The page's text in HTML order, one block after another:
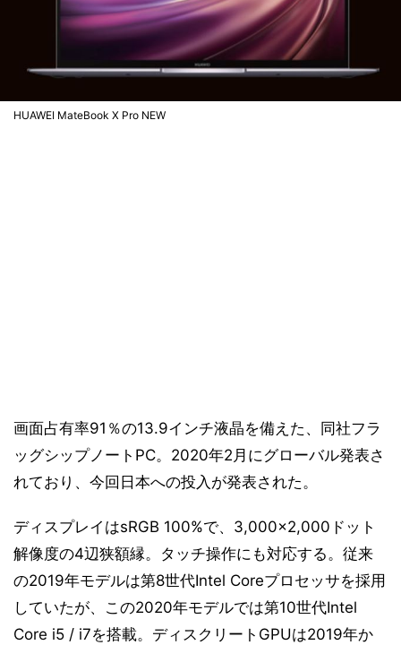
HUAWEI MateBook X Pro NEW
画面占有率91％の13.9インチ液晶を備えた、同社フラ
ッグシップノートPC。2020年2月にグローバル発表さ
れており、今回日本への投入が発表された。
ディスプレイはsRGB 100%で、3,000×2,000ドット
解像度の4辺狭額縁。タッチ操作にも対応する。従来
の2019年モデルは第8世代Intel Coreプロセッサを採用
していたが、この2020年モデルでは第10世代Intel
Core i5 / i7を搭載。ディスクリートGPUは2019年か